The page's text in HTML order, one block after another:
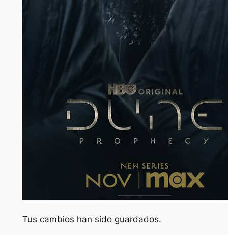
Tus cambios han sido guardados.